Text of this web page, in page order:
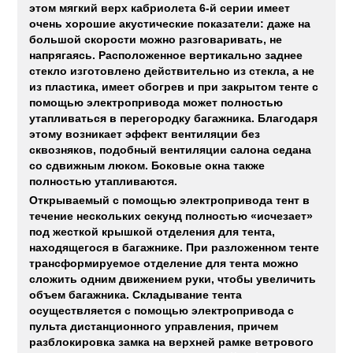
этом мягкий верх кабриолета 6-й серии имеет
очень хорошие акустические показатели: даже на
большой скорости можно разговаривать, не
напрягаясь. Расположенное вертикально заднее
стекло изготовлено действительно из стекла, а не
из пластика, имеет обогрев и при закрытом тенте с
помощью электропривода может полностью
утапливаться в перегородку багажника. Благодаря
этому возникает эффект вентиляции без
сквозняков, подобный вентиляции салона седана
со сдвижным люком. Боковые окна также
полностью утапливаются.
Открываемый с помощью электропривода тент в
течение нескольких секунд полностью «исчезает»
под жесткой крышкой отделения для тента,
находящегося в багажнике. При разложенном тенте
трансформируемое отделение для тента можно
сложить одним движением руки, чтобы увеличить
объем багажника. Складывание тента
осуществляется с помощью электропривода с
пульта дистанционного управления, причем
разблокировка замка на верхней рамке ветрового